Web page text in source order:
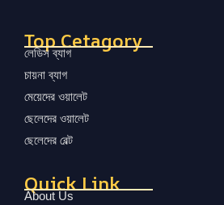
Top Cetagory
লেডিস ব্যাগ
চায়না ব্যাগ
মেয়েদের ওয়ালেট
ছেলেদের ওয়ালেট
ছেলেদের বেল্ট
Quick Link
About Us